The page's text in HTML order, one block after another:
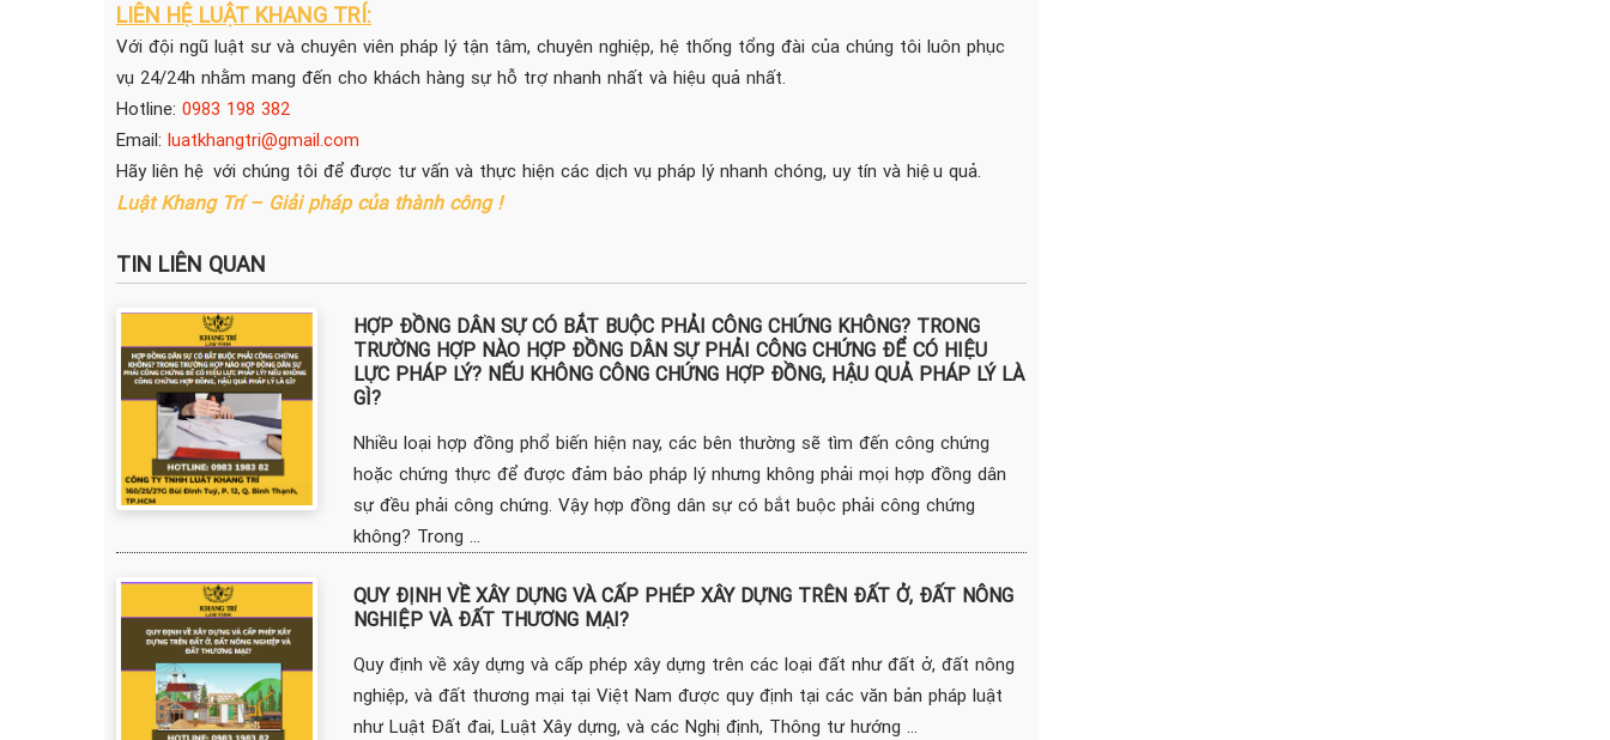
LIÊN HỆ LUẬT KHANG TRÍ:
Với đội ngũ luật sư và chuyên viên pháp lý tận tâm, chuyên nghiệp, hệ thống tổng đài của chúng tôi luôn phục
vụ 24/24h nhằm mang đến cho khách hàng sự hỗ trợ nhanh nhất và hiệu quả nhất.
Hotline: 0983 198 382
Email: luatkhangtri@gmail.com
Hãy liên hệ với chúng tôi để được tư vấn và thực hiện các dịch vụ pháp lý nhanh chóng, uy tín và hiệu quả.
Luật Khang Trí – Giải pháp của thành công !
TIN LIÊN QUAN
HỢP ĐỒNG DÂN SỰ CÓ BẮT BUỘC PHẢI CÔNG CHỨNG KHÔNG? TRONG
TRƯỜNG HỢP NÀO HỢP ĐỒNG DÂN SỰ PHẢI CÔNG CHỨNG ĐỂ CÓ HIỆU
LỰC PHÁP LÝ? NẾU KHÔNG CÔNG CHỨNG HỢP ĐỒNG, HẬU QUẢ PHÁP LÝ LÀ
GÌ?
Nhiều loại hợp đồng phổ biến hiện nay, các bên thường sẽ tìm đến công chứng
hoặc chứng thực để được đảm bảo pháp lý nhưng không phải mọi hợp đồng dân
sự đều phải công chứng. Vậy hợp đồng dân sự có bắt buộc phải công chứng
không? Trong ...
QUY ĐỊNH VỀ XÂY DỰNG VÀ CẤP PHÉP XÂY DỰNG TRÊN ĐẤT Ở, ĐẤT NÔNG
NGHIỆP VÀ ĐẤT THƯƠNG MẠI?
Quy định về xây dựng và cấp phép xây dựng trên các loại đất như đất ở, đất nông
nghiệp, và đất thương mại tại Việt Nam được quy định tại các văn bản pháp luật
như Luật Đất đai, Luật Xây dựng, và các Nghị định, Thông tư hướng ...